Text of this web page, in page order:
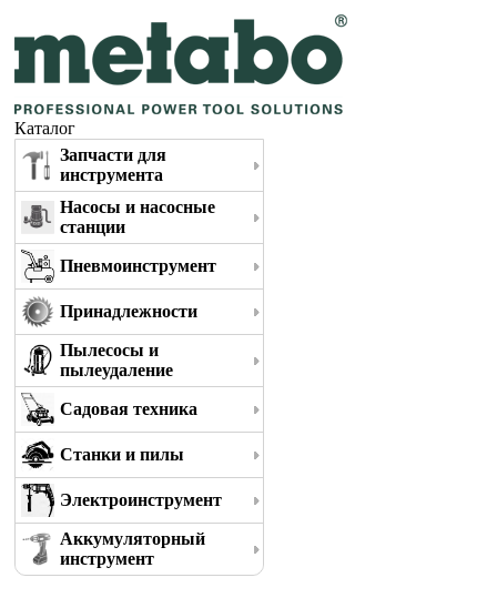
Каталог
Запчасти для
инструмента
Насосы и насосные
станции
Пневмоинструмент
Принадлежности
Пылесосы и
пылеудаление
Садовая техника
Станки и пилы
Электроинструмент
Аккумуляторный
инструмент